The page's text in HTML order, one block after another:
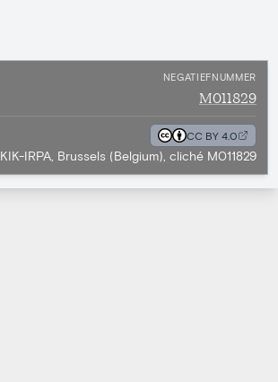
NEGATIEFNUMMER
M011829
CC BY 4.0
KIK-IRPA, Brussels (Belgium), cliché M011829